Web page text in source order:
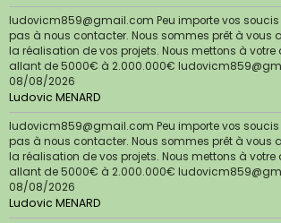
ludovicm859@gmail.com Peu importe vos
pas à nous contacter. Nous sommes prêt à
la réalisation de vos projets. Nous mettons à votre
allant de 5000€ à 2.000.000€
08/08/2026
Ludovic MENARD
ludovicm859@gmail.com Peu importe vos
pas à nous contacter. Nous sommes prêt à
la réalisation de vos projets. Nous mettons à votre
allant de 5000€ à 2.000.000€
08/08/2026
Ludovic MENARD